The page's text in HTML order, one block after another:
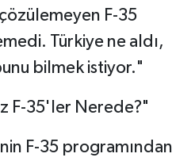
F-35
Türkiye ne aldı,
bilmek istiyor."
F-35'ler Nerede?"
F-35 programından